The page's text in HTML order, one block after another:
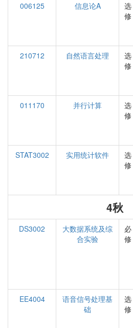
006125
信息论A
选
修
210712
自然语言处理
选
修
011170
并行计算
选
修
STAT3002
实用统计软件
选
修
4秋
DS3002
大数据系统及综
合实验
必
修
EE4004
语音信号处理基
础
选
修